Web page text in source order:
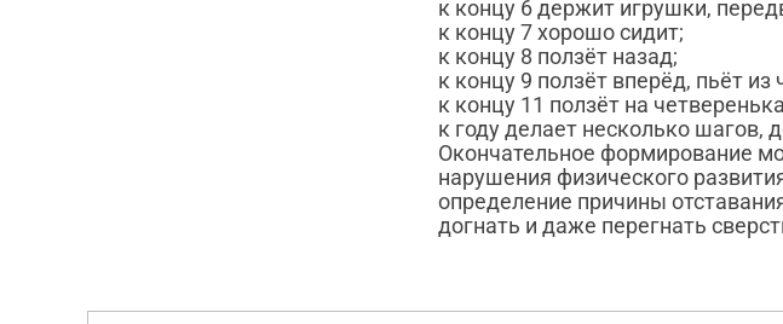
к концу 6 держит игрушки,
к концу 7 хорошо сидит;
к концу 8 ползёт назад;
к концу 9 ползёт вперёд, пьёт из
к концу 11 ползёт на
к году делает несколько шагов,
Окончательное формирование
нарушения физического
определение причины
догнать и даже перегнать